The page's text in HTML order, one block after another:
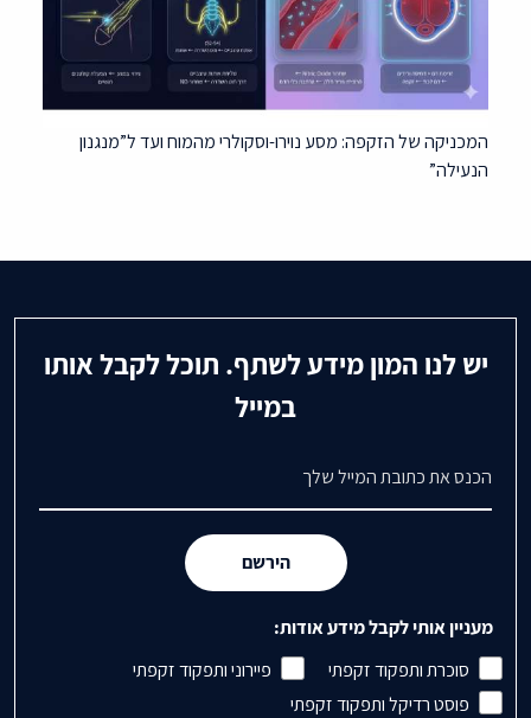
המכניקה של הזקפה: מסע נוירו-וסקולרי מהמוח ועד ל”מנגנון
הנעילה”
יש לנו המון מידע לשתף. תוכל לקבל אותו
במייל
הירשם
מעניין אותי לקבל מידע אודות:
סוכרת ותפקוד זקפתי
פיירוני ותפקוד זקפתי
פוסט רדיקל ותפקוד זקפתי